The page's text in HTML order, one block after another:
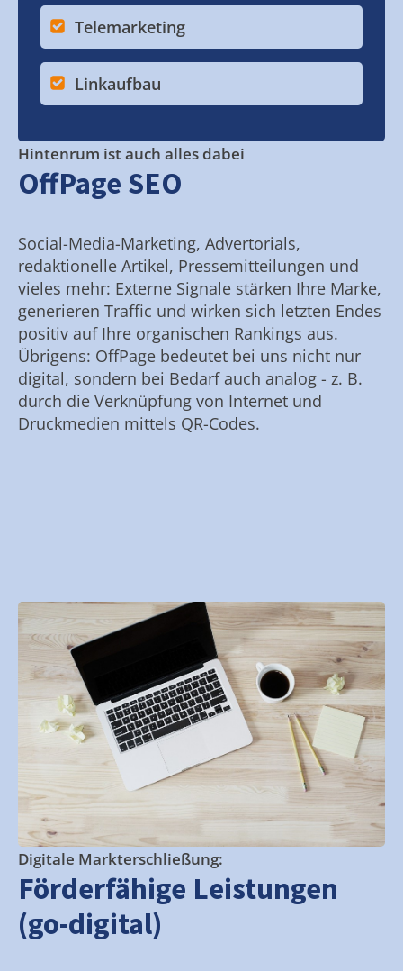
Telemarketing
Linkaufbau
Hintenrum ist auch alles dabei
OffPage SEO
Social-Media-Marketing, Advertorials,
redaktionelle Artikel, Pressemitteilungen und
vieles mehr: Externe Signale stärken Ihre Marke,
generieren Traffic und wirken sich letzten Endes
positiv auf Ihre organischen Rankings aus.
Übrigens: OffPage bedeutet bei uns nicht nur
digital, sondern bei Bedarf auch analog - z. B.
durch die Verknüpfung von Internet und
Druckmedien mittels QR-Codes.
Digitale Markterschließung:
Förderfähige Leistungen
(go-digital)